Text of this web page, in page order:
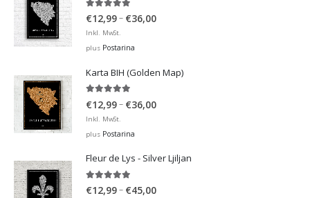
4.95out of 5
€12,99– €36,00Price
€36,00
Inkl. MwSt.
plus Postarina
Karta BIH (Golden Map)
€12,99– €36,00Price
€36,00
Inkl. MwSt.
plus Postarina
Fleur de Lys - Silver Ljiljan
4.88out of 5
€12,99– €45,00Price